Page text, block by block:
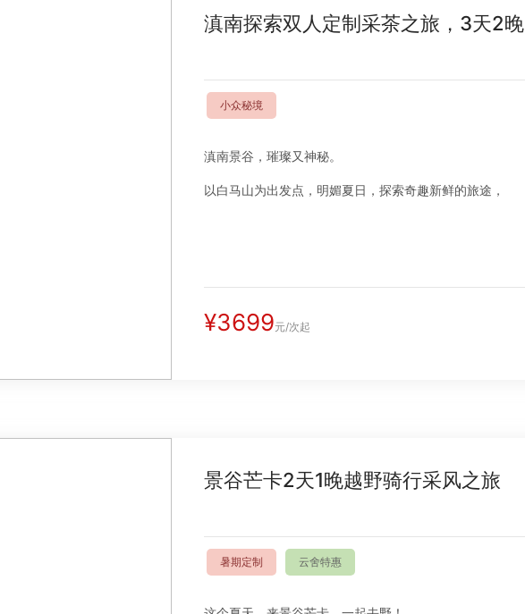
滇南探索双人定制采茶之旅，3天2晚
小众秘境
滇南景谷，璀璨又神秘。
以白马山为出发点，明媚夏日，探索奇趣新鲜的旅途，
¥3699元/次起
景谷芒卡2天1晚越野骑行采风之旅
暑期定制 云舍特惠